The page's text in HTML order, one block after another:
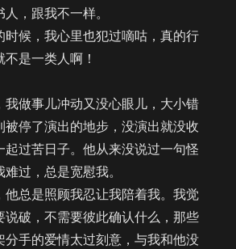
，跟我不一样。
候，我心里也犯过嘀咕，真的行
是一类人啊！
做事儿冲动又没心眼儿，大小错
被停了演出的地步，没演出就没收
起过苦日子。他从来没说过一句怪
过，总是宽慰我。
总是照顾我忍让我陪着我。我觉
说破，不需要彼此确认什么，那些
分手的爱情太过刻意，与我和他没